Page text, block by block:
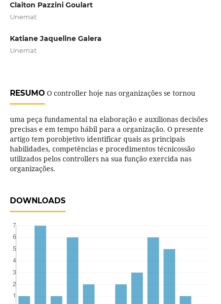
Claiton Pazzini Goulart
Unemat
Katiane Jaqueline Galera
Unemat
RESUMOO controller hoje nas organizações se tornou
uma peça fundamental na elaboração e auxílionas decisões
precisas e em tempo hábil para a organização. O presente
artigo tem porobjetivo identificar quais as principais
habilidades, competências e procedimentos técnicossão
utilizados pelos controllers na sua função exercida nas
organizações.
DOWNLOADS